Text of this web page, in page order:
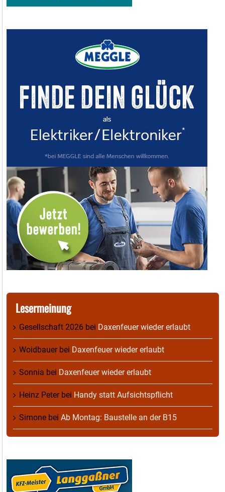
Lesermeinung
Gesellschaft 2026 bei Daxenfeuer wieder erlaubt
Woidbauerbei Daxenfeuer wieder erlaubt
Sonnia bei Daxenfeuer wieder erlaubt
Heinz Peterbei Handy statt Aufsichtspflicht
Simone bei Ab Montag: Baustelle an der B15